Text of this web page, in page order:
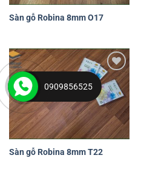
Sàn gỗ Robina 8mm O17
Yêu
thích
Sàn gỗ Robina 8mm T22
0909856525